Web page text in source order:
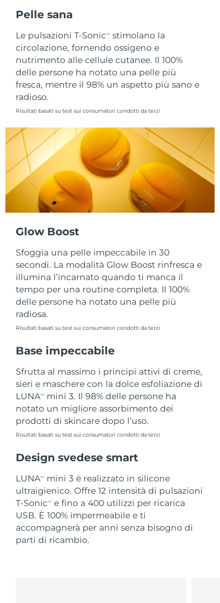
Pelle sana
Le pulsazioni T-SonicTM
stimolano la
circolazione, fornendo ossigeno e
nutrimento alle cellule cutanee. Il 100%
delle persone ha notato una pelle più
fresca, mentre il 98% un aspetto più sano e
radioso.
Risultati basati su test sui consumatori condotti da terzi
Glow Boost
Sfoggia una pelle impeccabile in 30
secondi. La modalità Glow Boost rinfresca e
illumina l’incarnato quando ti manca il
tempo per una routine completa. Il 100%
delle persone ha notato una pelle più
radiosa.
Risultati basati su test sui consumatori condotti da terzi
Base impeccabile
Sfrutta al massimo i principi attivi di creme,
sieri e maschere con la dolce esfoliazione di
LUNATM
mini 3. Il 98% delle persone ha
notato un migliore assorbimento dei
prodotti di skincare dopo l’uso.
Risultati basati su test sui consumatori condotti da terzi
Design svedese smart
LUNATM
mini 3 è realizzato in silicone
ultraigienico. Offre 12 intensità di pulsazioni
T-SonicTM
e fino a 400 utilizzi per ricarica
USB. È 100% impermeabile e ti
accompagnerà per anni senza bisogno di
parti di ricambio.
Slovacchia
Slovenia Consegna stimata
Sudafrica
Corea del Sud Consegna stimata12/08/2026
Spagna Consegna stimata
Svezia Consegna stimata
Svizzera Consegna stimata 10/08/2026
Taiwan Consegna stimata15/08/2026
Thailandia Consegna stimata 14/08/2026
Turchia
Emirati Arabi Uniti Consegna stimata11/08/2026
Regno Unito Consegna stimata10/08/2026
Stati Uniti Consegna stimata11/08/2026
Vietnam